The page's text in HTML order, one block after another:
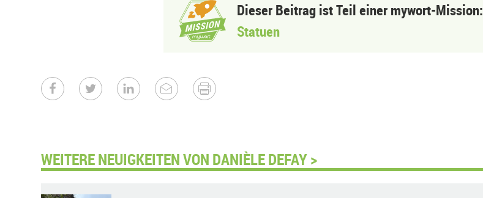
Dieser Beitrag ist Teil einer mywort-Mission:
Statuen
WEITERE NEUIGKEITEN VON DANIÈLE DEFAY >